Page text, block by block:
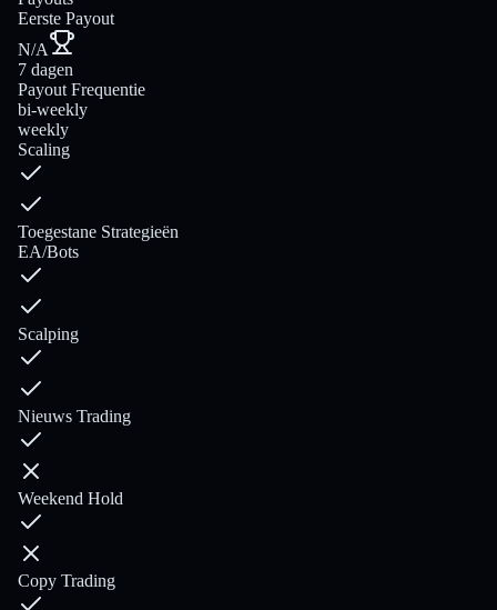
Eerste Payout
N/A
7 dagen
Payout Frequentie
bi-weekly
weekly
Scaling
Toegestane Strategieën
EA/Bots
Scalping
Nieuws Trading
Weekend Hold
Copy Trading